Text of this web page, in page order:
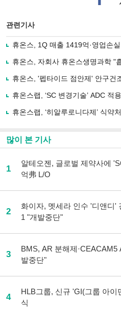
이
로
기
사
유
기
관련기사
휴온스, 1Q 매출 1419억·영업손
휴온스, 자회사 휴온스생명과학 "
휴온스, '펩타이드 점안제' 안구건
휴온스랩, ‘SC 변경기술’ ADC 적
휴온스랩, ‘히알루로니다제’ 식약
많이 본 기사
1
알테오젠, 글로벌 제약사에
억弗 L/O
2
화이자, 멧세라 인수 '디앤디'
1 "개발중단"
3
BMS, AR 분해제·CEACAM5
발중단"
4
HLB그룹, 신규 'GI(그룹 아이
식